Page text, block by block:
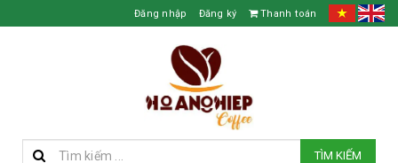
Đăng nhập Đăng ký Thanh toán
TÌM KIẾM